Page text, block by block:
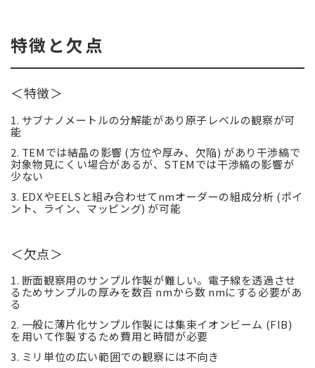
特徴と欠点
＜特徴＞
1. サブナノメートルの分解能があり原子レベルの観察が可
能
2. TEMでは結晶の影響 (方位や厚み、欠陥) があり干渉縞で
対象物見にくい場合があるが、STEMでは干渉縞の影響が
少ない
3. EDXやEELSと組み合わせてnmオーダーの組成分析 (ポイ
ント、ライン、マッピング) が可能
＜欠点＞
1. 断面観察用のサンプル作製が難しい。電子線を透過させ
るためサンプルの厚みを数百 nmから数 nmにする必要があ
る
2. 一般に薄片化サンプル作製には集束イオンビーム (FIB)
を用いて作製するため費用と時間が必要
3. ミリ単位の広い範囲での観察には不向き